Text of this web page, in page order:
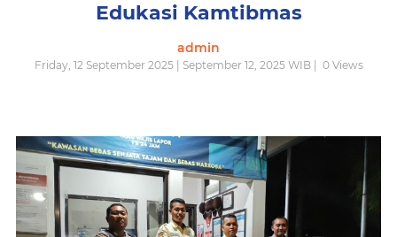
Edukasi Kamtibmas
admin
Friday, 12 September 2025 | September 12, 2025 WIB | 0Views